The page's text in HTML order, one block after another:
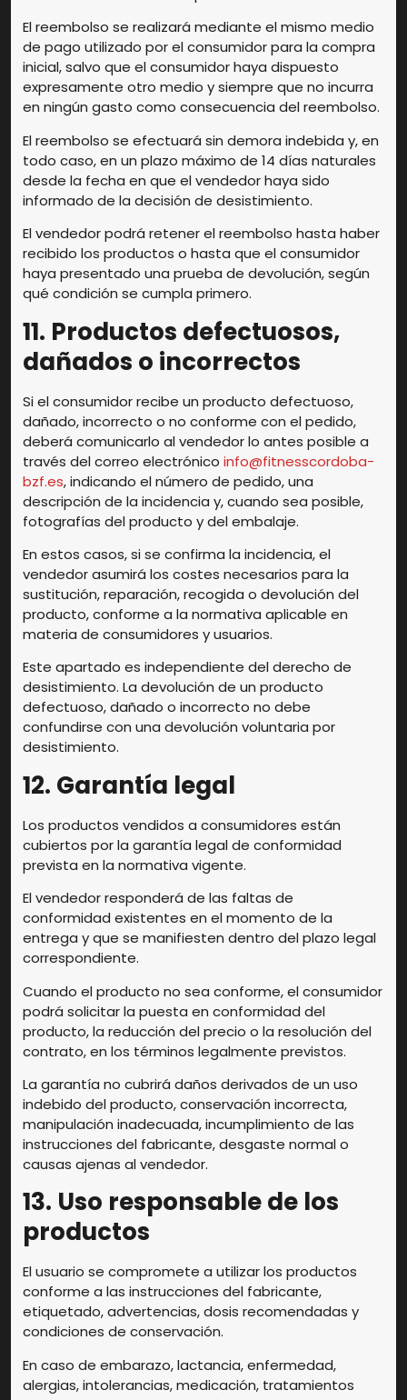
El reembolso se realizará mediante el mismo medio
de pago utilizado por el consumidor para la compra
inicial, salvo que el consumidor haya dispuesto
expresamente otro medio y siempre que no incurra
en ningún gasto como consecuencia del reembolso.
El reembolso se efectuará sin demora indebida y, en
todo caso, en un plazo máximo de 14 días naturales
desde la fecha en que el vendedor haya sido
informado de la decisión de desistimiento.
El vendedor podrá retener el reembolso hasta haber
recibido los productos o hasta que el consumidor
haya presentado una prueba de devolución, según
qué condición se cumpla primero.
11. Productos defectuosos,
dañados o incorrectos
Si el consumidor recibe un producto defectuoso,
dañado, incorrecto o no conforme con el pedido,
deberá comunicarlo al vendedor lo antes posible a
través del correo electrónico info@fitnesscordoba-
bzf.es, indicando el número de pedido, una
descripción de la incidencia y, cuando sea posible,
fotografías del producto y del embalaje.
En estos casos, si se confirma la incidencia, el
vendedor asumirá los costes necesarios para la
sustitución, reparación, recogida o devolución del
producto, conforme a la normativa aplicable en
materia de consumidores y usuarios.
Este apartado es independiente del derecho de
desistimiento. La devolución de un producto
defectuoso, dañado o incorrecto no debe
confundirse con una devolución voluntaria por
desistimiento.
12. Garantía legal
Los productos vendidos a consumidores están
cubiertos por la garantía legal de conformidad
prevista en la normativa vigente.
El vendedor responderá de las faltas de
conformidad existentes en el momento de la
entrega y que se manifiesten dentro del plazo legal
correspondiente.
Cuando el producto no sea conforme, el consumidor
podrá solicitar la puesta en conformidad del
producto, la reducción del precio o la resolución del
contrato, en los términos legalmente previstos.
La garantía no cubrirá daños derivados de un uso
indebido del producto, conservación incorrecta,
manipulación inadecuada, incumplimiento de las
instrucciones del fabricante, desgaste normal o
causas ajenas al vendedor.
13. Uso responsable de los
productos
El usuario se compromete a utilizar los productos
conforme a las instrucciones del fabricante,
etiquetado, advertencias, dosis recomendadas y
condiciones de conservación.
En caso de embarazo, lactancia, enfermedad,
alergias, intolerancias, medicación, tratamientos